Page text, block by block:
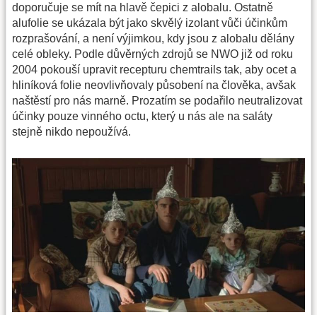
doporučuje se mít na hlavě čepici z alobalu. Ostatně
alufolie se ukázala být jako skvělý izolant vůči účinkům
rozprašování, a není výjimkou, kdy jsou z alobalu dělány
celé obleky. Podle důvěrných zdrojů se NWO již od roku
2004 pokouší upravit recepturu chemtrails tak, aby ocet a
hliníková folie neovlivňovaly působení na člověka, avšak
naštěstí pro nás marně. Prozatím se podařilo neutralizovat
účinky pouze vinného octu, který u nás ale na saláty
stejně nikdo nepoužívá.